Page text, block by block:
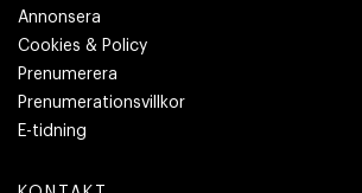
Annonsera
Cookies & Policy
Prenumerera
Prenumerationsvillkor
E-tidning